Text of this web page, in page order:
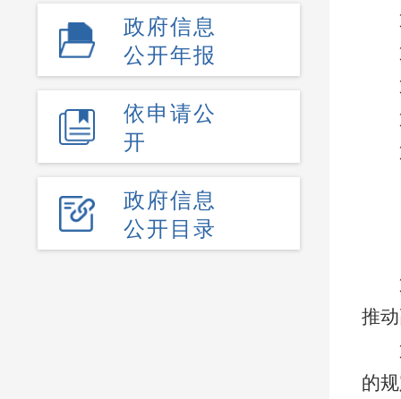
政府信息
公开年报
依申请公
开
政府信息
公开目录
推
的